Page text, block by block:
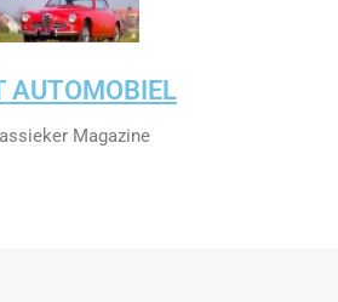
AUTOMOBIEL
Magazine